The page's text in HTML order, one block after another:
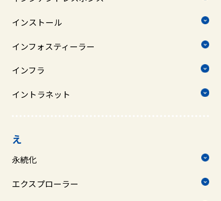
インストール
インフォスティーラー
インフラ
イントラネット
え
永続化
エクスプローラー